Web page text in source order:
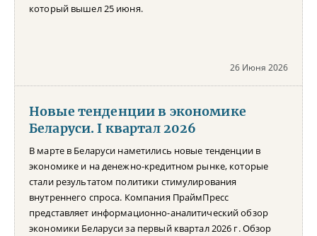
который вышел 25 июня.
26 Июня 2026
Новые тенденции в экономике
Беларуси. I квартал 2026
В марте в Беларуси наметились новые тенденции в
экономике и на денежно-кредитном рынке, которые
стали результатом политики стимулирования
внутреннего спроса. Компания ПраймПресс
представляет информационно-аналитический обзор
экономики Беларуси за первый квартал 2026 г. Обзор